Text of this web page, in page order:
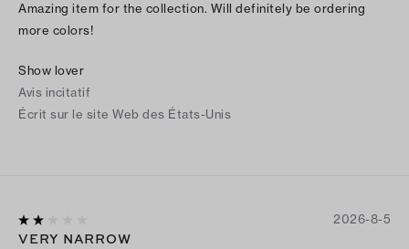
Amazing item for the collection. Will definitely be ordering
more colors!
Show lover
Avis incitatif
Écrit sur le site Web des États-Unis
2026-8-5
VERY NARROW